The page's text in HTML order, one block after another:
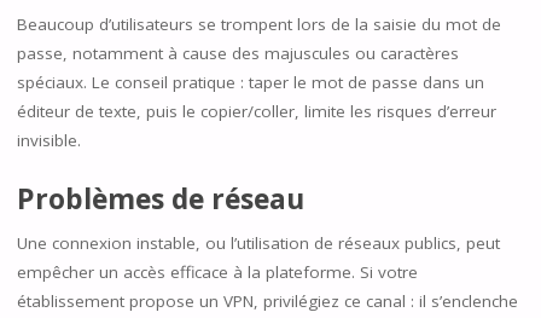
Beaucoup d’utilisateurs se trompent lors de la saisie du mot de
passe, notamment à cause des majuscules ou caractères
spéciaux. Le conseil pratique : taper le mot de passe dans un
éditeur de texte, puis le copier/coller, limite les risques d’erreur
invisible.
Problèmes de réseau
Une connexion instable, ou l’utilisation de réseaux publics, peut
empêcher un accès efficace à la plateforme. Si votre
établissement propose un VPN, privilégiez ce canal : il s’enclenche